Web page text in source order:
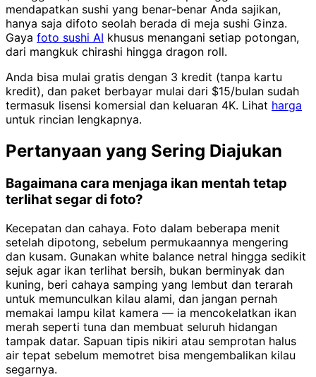
mendapatkan sushi yang benar-benar Anda sajikan,
hanya saja difoto seolah berada di meja sushi Ginza.
Gaya foto sushi AI khusus menangani setiap potongan,
dari mangkuk chirashi hingga dragon roll.
Anda bisa mulai gratis dengan 3 kredit (tanpa kartu
kredit), dan paket berbayar mulai dari $15/bulan sudah
termasuk lisensi komersial dan keluaran 4K. Lihat harga
untuk rincian lengkapnya.
Pertanyaan yang Sering Diajukan
Bagaimana cara menjaga ikan mentah tetap
terlihat segar di foto?
Kecepatan dan cahaya. Foto dalam beberapa menit
setelah dipotong, sebelum permukaannya mengering
dan kusam. Gunakan white balance netral hingga sedikit
sejuk agar ikan terlihat bersih, bukan berminyak dan
kuning, beri cahaya samping yang lembut dan terarah
untuk memunculkan kilau alami, dan jangan pernah
memakai lampu kilat kamera — ia mencokelatkan ikan
merah seperti tuna dan membuat seluruh hidangan
tampak datar. Sapuan tipis nikiri atau semprotan halus
air tepat sebelum memotret bisa mengembalikan kilau
segarnya.